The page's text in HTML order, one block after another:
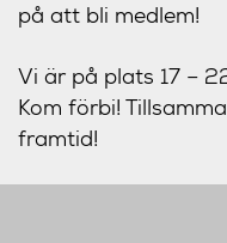
på att bli medlem!
Vi är på plats 17 –
Kom förbi!
framtid!